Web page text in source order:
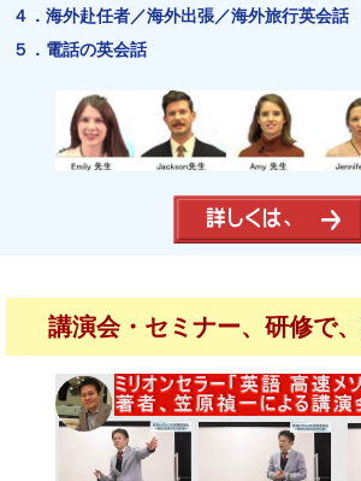
４．海外赴任者／海外出張／海外旅行英会話
５．電話の英会話
講演会・セミナー、研修で